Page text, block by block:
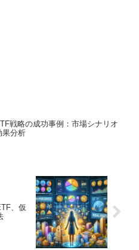
戦略の成功事例：市場シナリオ
果分析
、仮